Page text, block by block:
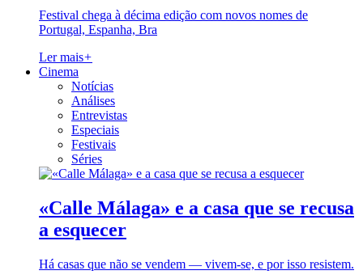
Festival chega à décima edição com novos nomes de
Portugal, Espanha, Bra
Ler mais+
Cinema
Notícias
Análises
Entrevistas
Especiais
Festivais
Séries
«Calle Málaga» e a casa que se recusa
a esquecer
Há casas que não se vendem — vivem-se, e por isso resistem.